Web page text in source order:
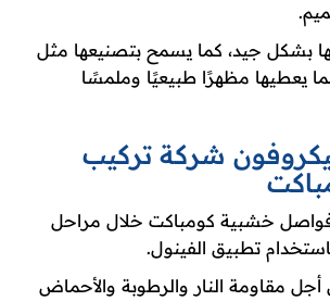
بشكل جيد، كما يسمح بتصنيعها مثل
يعطيها مظهرًا طبيعيًا وملمسًا
شركة تركيب
خشبية كومباكت خلال مراحل
تطبيق الفينول.
مقاومة النار والرطوبة والأحماض